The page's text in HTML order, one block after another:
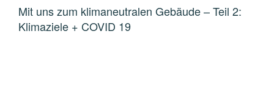
Mit uns zum klimaneutralen Gebäude – Teil 2:
Klimaziele + COVID 19